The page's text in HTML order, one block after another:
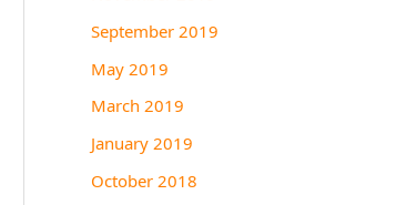
September 2019
May 2019
March 2019
January 2019
October 2018